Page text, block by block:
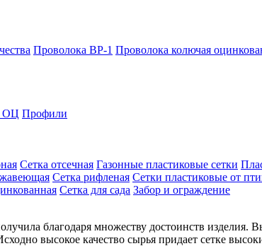
Проволока ВР-1 Проволока колючая
ОЦ Профили
Сетка отсечная Газонные пластиковые сетки
Сетка рифленая Сетки пластиковые от
Сетка для сада Забор и ограждение
благодаря множеству достоинств изделия.
высокое качество сырья придает сетке